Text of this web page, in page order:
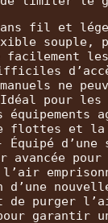
fil et
souple,
facilement les
ne
pour les
flottes et la
d’une
avancée pour
l’air
purger
garantir